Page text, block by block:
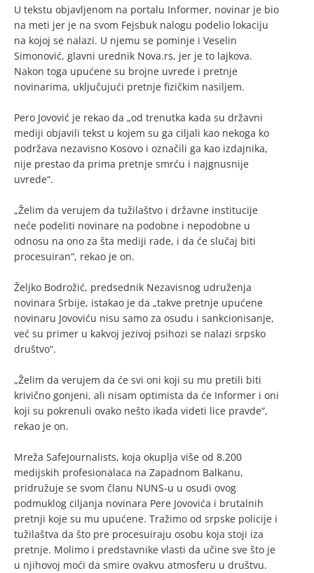
U tekstu objavljenom na portalu Informer, novinar je bio
na meti jer je na svom Fejsbuk nalogu podelio lokaciju
na kojoj se nalazi. U njemu se pominje i Veselin
Simonović, glavni urednik Nova.rs, jer je to lajkova.
Nakon toga upućene su brojne uvrede i pretnje
novinarima, uključujući pretnje fizičkim nasiljem.
Pero Jovović je rekao da „od trenutka kada su državni
mediji objavili tekst u kojem su ga ciljali kao nekoga ko
podržava nezavisno Kosovo i označili ga kao izdajnika,
nije prestao da prima pretnje smrću i najgnusnije
uvrede“.
„Želim da verujem da tužilaštvo i državne institucije
neće podeliti novinare na podobne i nepodobne u
odnosu na ono za šta mediji rade, i da će slučaj biti
procesuiran“, rekao je on.
Željko Bodrožić, predsednik Nezavisnog udruženja
novinara Srbije, istakao je da „takve pretnje upućene
novinaru Jovoviću nisu samo za osudu i sankcionisanje,
već su primer u kakvoj jezivoj psihozi se nalazi srpsko
društvo“.
„Želim da verujem da će svi oni koji su mu pretili biti
krivično gonjeni, ali nisam optimista da će Informer i oni
koji su pokrenuli ovako nešto ikada videti lice pravde“,
rekao je on.
Mreža SafeJournalists, koja okuplja više od 8.200
medijskih profesionalaca na Zapadnom Balkanu,
pridružuje se svom članu NUNS-u u osudi ovog
podmuklog ciljanja novinara Pere Jovovića i brutalnih
pretnji koje su mu upućene. Tražimo od srpske policije i
tužilaštva da što pre procesuiraju osobu koja stoji iza
pretnje. Molimo i predstavnike vlasti da učine sve što je
u njihovoj moći da smire ovakvu atmosferu u društvu.